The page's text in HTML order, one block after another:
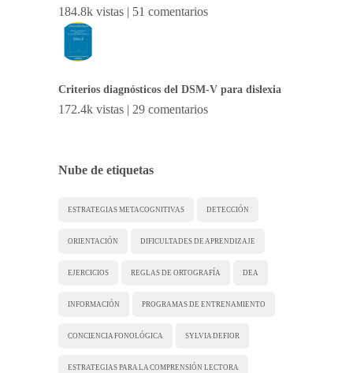
184.8k vistas | 51 comentarios
Criterios diagnósticos del DSM-V para dislexia
172.4k vistas | 29 comentarios
Nube de etiquetas
ESTRATEGIAS METACOGNITIVAS DETECCIÓN
ORIENTACIÓN DIFICULTADES DE APRENDIZAJE
EJERCICIOS REGLAS DE ORTOGRAFÍA DEA
INFORMACIÓN PROGRAMAS DE ENTRENAMIENTO
CONCIENCIA FONOLÓGICA SYLVIA DEFIOR
ESTRATEGIAS PARA LA COMPRENSIÓN LECTORA